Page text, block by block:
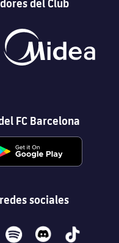
FC Barcelona
sociales
spotify discord tiktok